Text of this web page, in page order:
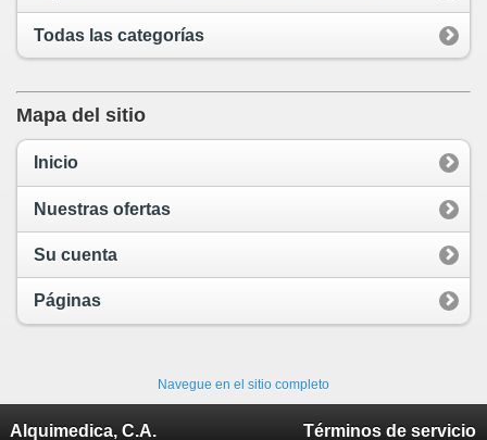
Todas las categorías
Mapa del sitio
Inicio
Nuestras ofertas
Su cuenta
Páginas
Navegue en el sitio completo
Alquimedica, C.A. Términos de servicio